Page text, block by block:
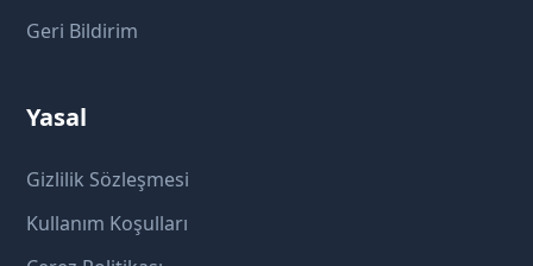
Geri Bildirim
Yasal
Gizlilik Sözleşmesi
Kullanım Koşulları